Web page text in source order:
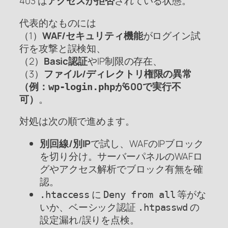
代表的なものには
（1） WAF/セキュリティ機能がログイン試
行を攻撃と誤検知、
（2） Basic認証やIP制限の存在、
（3） ファイル/ディレクトリ権限の異常
（例： wp-login.phpが600で実行不
可） 。
対処は次の順で進めます。
別回線/別IPで試し、WAFのIPブロック
を切り分け。サーバーパネルのWAFロ
グやアクセス解析でブロック有無を確
認。
.htaccess に Deny from all等がな
いか、ベーシック認証 .htpasswd の
設定漏れ/誤りを点検。